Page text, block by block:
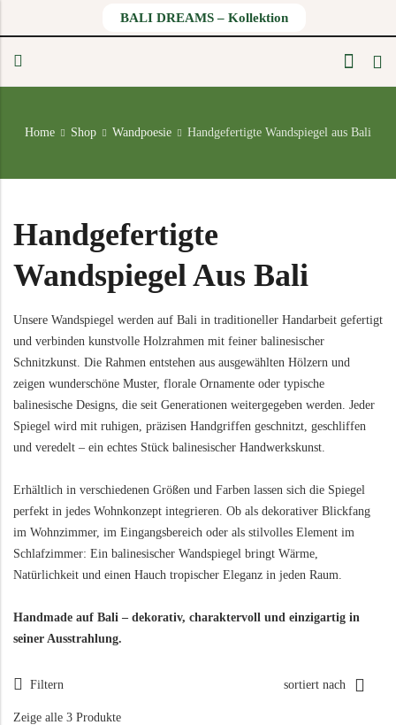
BALI DREAMS – Kollektion
Home Shop Wandpoesie Handgefertigte Wandspiegel aus Bali
Handgefertigte
Wandspiegel Aus Bali
Unsere Wandspiegel werden auf Bali in traditioneller Handarbeit gefertigt
und verbinden kunstvolle Holzrahmen mit feiner balinesischer
Schnitzkunst. Die Rahmen entstehen aus ausgewählten Hölzern und
zeigen wunderschöne Muster, florale Ornamente oder typische
balinesische Designs, die seit Generationen weitergegeben werden. Jeder
Spiegel wird mit ruhigen, präzisen Handgriffen geschnitzt, geschliffen
und veredelt – ein echtes Stück balinesischer Handwerkskunst.
Erhältlich in verschiedenen Größen und Farben lassen sich die Spiegel
perfekt in jedes Wohnkonzept integrieren. Ob als dekorativer Blickfang
im Wohnzimmer, im Eingangsbereich oder als stilvolles Element im
Schlafzimmer: Ein balinesischer Wandspiegel bringt Wärme,
Natürlichkeit und einen Hauch tropischer Eleganz in jeden Raum.
Handmade auf Bali – dekorativ, charaktervoll und einzigartig in
seiner Ausstrahlung.
Filtern sortiert nach
Zeige alle 3 Produkte
Stühle & Bänke
Regale & Schränke
Sofas/Liegen
Schminktische
Waschbecken
STATUEN & SKULPTUREN
Buddha-Statuen
Tierstatuen & Tierfiguren
Tiki-Statuen
Wandmasken
Traumfänger
Wandbilder
Wanddekor
Spiegel
LAMPEN
Stehlampen
Hängelampen
Gartenlaternen
GRÜNE OASEN
Outdoor-Möbel
LEBENSART
Balinesische Geschenkideen – Mehr als nur ein Mitbringsel
Materialien
Frangipani – Die heilige Blüte Balis
Die wichtigsten Holzarten auf Bali
Balinesische Tradition der täglichen Opfergaben